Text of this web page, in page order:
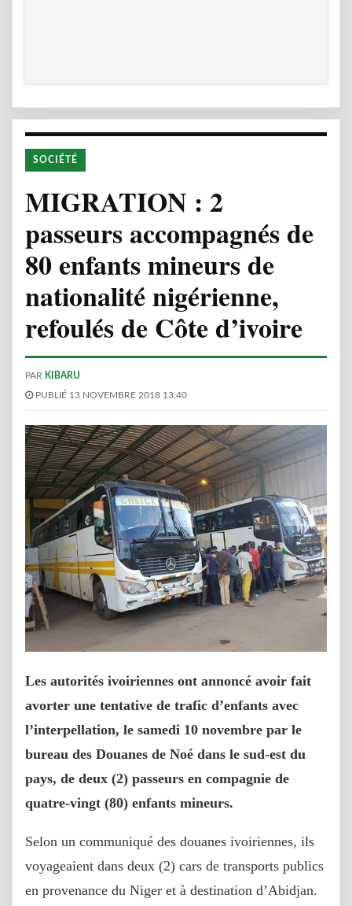
SOCIÉTÉ
MIGRATION : 2
passeurs accompagnés de
80 enfants mineurs de
nationalité nigérienne,
refoulés de Côte d’ivoire
PAR KIBARU
PUBLIÉ 13 NOVEMBRE 2018 13:40
Les autorités ivoiriennes ont annoncé avoir fait
avorter une tentative de trafic d’enfants avec
l’interpellation, le samedi 10 novembre par le
bureau des Douanes de Noé dans le sud-est du
pays, de deux (2) passeurs en compagnie de
quatre-vingt (80) enfants mineurs.
Selon un communiqué des douanes ivoiriennes, ils
voyageaient dans deux (2) cars de transports publics
en provenance du Niger et à destination d’Abidjan.